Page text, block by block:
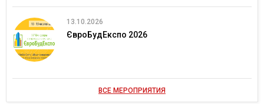
13.10.2026
ЄвроБудЕкспо 2026
ВСЕ МЕРОПРИЯТИЯ